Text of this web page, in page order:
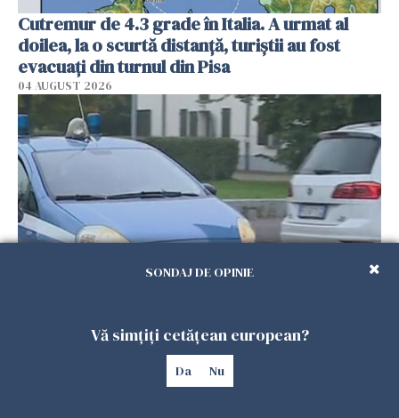
Cutremur de 4.3 grade în Italia. A urmat al
doilea, la o scurtă distanță, turiștii au fost
evacuați din turnul din Pisa
04 AUGUST 2026
costa scump. În Italia, șoferii riscă amenzi și
despăgubiri mai mici în caz de accident
SONDAJ DE OPINIE
Vă simțiți cetățean european?
Da Nu